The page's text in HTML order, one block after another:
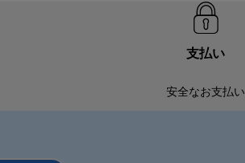
支払い
安全なお支払い